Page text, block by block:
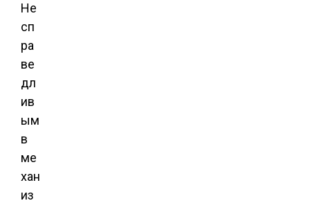
Не
сп
ра
ве
дл
ив
ым
в
ме
хан
из